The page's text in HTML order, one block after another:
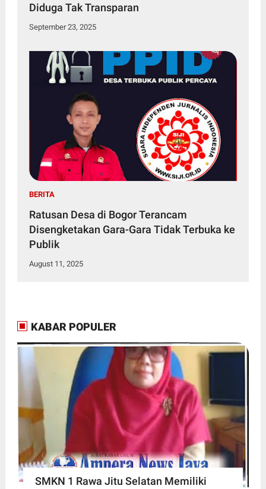
Diduga Tak Transparan
September 23, 2025
BERITA
Ratusan Desa di Bogor Terancam
Disengketakan Gara-Gara Tidak Terbuka ke
Publik
August 11, 2025
KABAR POPULER
SMKN 1 Rawa Jitu Selatan Memiliki